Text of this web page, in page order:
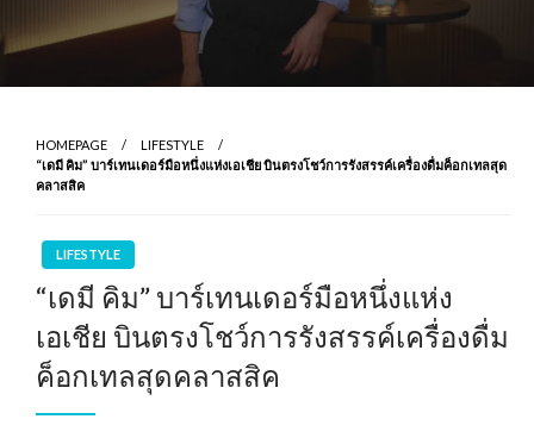
HOMEPAGE
LIFESTYLE
“เดมี คิม” บาร์เทนเดอร์มือหนึ่งแห่งเอเชีย บินตรงโชว์การรังสรรค์เครื่องดื่มค็อกเทลสุด
คลาสสิค
LIFESTYLE
“เดมี คิม” บาร์เทนเดอร์มือหนึ่งแห่ง
เอเชีย บินตรงโชว์การรังสรรค์เครื่องดื่ม
ค็อกเทลสุดคลาสสิค